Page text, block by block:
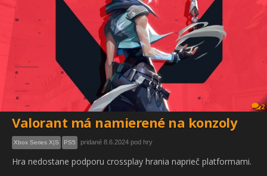
2
Valorant má namierené na konzoly
Xbox Series X|S PS5 pridané 8.6.2024 pod hry
Hra nedostane podporu crossplay hrania naprieč platformami.